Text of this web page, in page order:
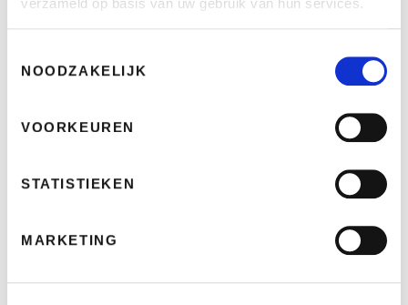
NOODZAKELIJK
VOORKEUREN
STATISTIEKEN
MARKETING